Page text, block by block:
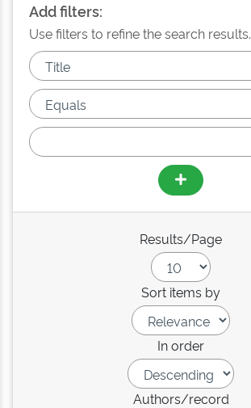
Add filters:
Use filters to refine the search results.
Results/Page
Sort items by
In order
Authors/record